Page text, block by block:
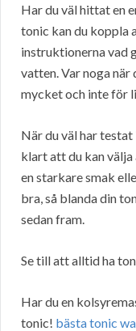
Har du väl hittat en
tonic kan du koppla
instruktionerna vad
vatten. Var noga när
mycket och inte för
När du väl har
klart att du kan
en starkare smak
bra, så blanda din
sedan fram.
Se till att alltid ha
Har du en
tonic! bästa tonic